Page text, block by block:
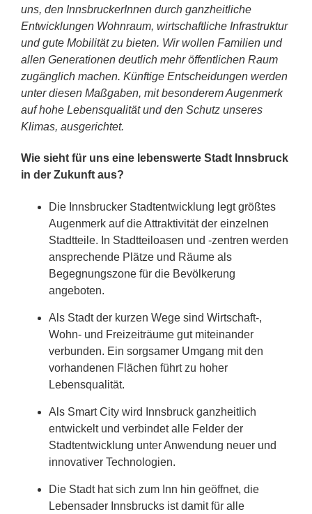
uns, den InnsbruckerInnen durch ganzheitliche
Entwicklungen Wohnraum, wirtschaftliche Infrastruktur
und gute Mobilität zu bieten. Wir wollen Familien und
allen Generationen deutlich mehr öffentlichen Raum
zugänglich machen. Künftige Entscheidungen werden
unter diesen Maßgaben, mit besonderem Augenmerk
auf hohe Lebensqualität und den Schutz unseres
Klimas, ausgerichtet.
Wie sieht für uns eine lebenswerte Stadt Innsbruck
in der Zukunft aus?
Die Innsbrucker Stadtentwicklung legt größtes
Augenmerk auf die Attraktivität der einzelnen
Stadtteile. In Stadtteiloasen und -zentren werden
ansprechende Plätze und Räume als
Begegnungszone für die Bevölkerung
angeboten.
Als Stadt der kurzen Wege sind Wirtschaft-,
Wohn- und Freizeiträume gut miteinander
verbunden. Ein sorgsamer Umgang mit den
vorhandenen Flächen führt zu hoher
Lebensqualität.
Als Smart City wird Innsbruck ganzheitlich
entwickelt und verbindet alle Felder der
Stadtentwicklung unter Anwendung neuer und
innovativer Technologien.
Die Stadt hat sich zum Inn hin geöffnet, die
Lebensader Innsbrucks ist damit für alle